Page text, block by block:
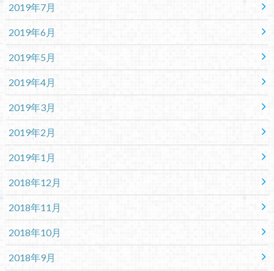
2019年7月
2019年6月
2019年5月
2019年4月
2019年3月
2019年2月
2019年1月
2018年12月
2018年11月
2018年10月
2018年9月